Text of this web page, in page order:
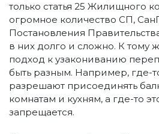
только статья 25 Жилищного
огромное количество СП,
Постановления
в них долго и сложно. К тому
подход к узакониванию
быть разным. Например, где-
разрешают присоединять
комнатам и кухням, а где-то
запрещается.